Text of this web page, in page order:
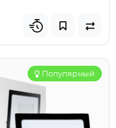
Популярный